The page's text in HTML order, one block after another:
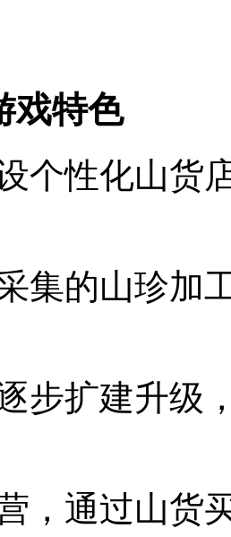
戏特色
个性化山货
集的山珍加
步扩建升级
，通过山货